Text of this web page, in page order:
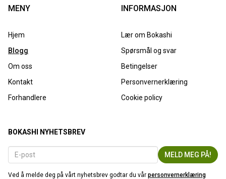
MENY
Hjem
Blogg
Om oss
Kontakt
Forhandlere
INFORMASJON
Lær om Bokashi
Spørsmål og svar
Betingelser
Personvernerklæring
Cookie policy
BOKASHI NYHETSBREV
Ved å melde deg på vårt nyhetsbrev godtar du vår personvernerklæring